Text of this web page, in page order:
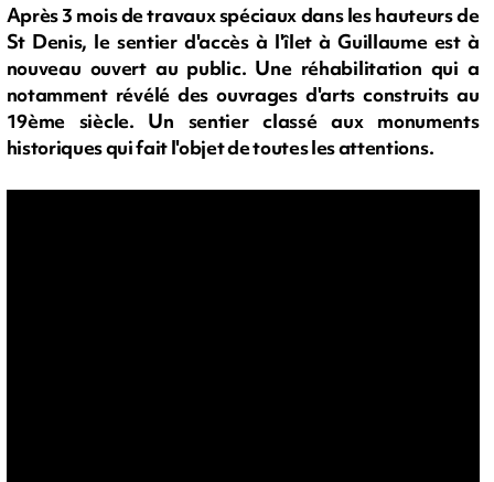
Après 3 mois de travaux spéciaux dans les hauteurs de
St Denis, le sentier d'accès à l'îlet à Guillaume est à
nouveau ouvert au public. Une réhabilitation qui a
notamment révélé des ouvrages d'arts construits au
19ème siècle. Un sentier classé aux monuments
historiques qui fait l'objet de toutes les attentions.